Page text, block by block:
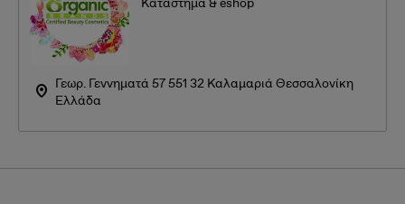
Γεωρ. Γεννηματά 57 551 32 Καλαμαριά Θεσσαλονίκη
Ελλάδα